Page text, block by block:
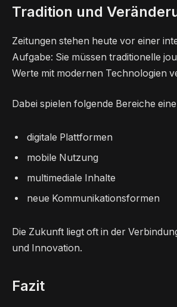
Tradition und
Zeitungen stehen heute vor einer
Aufgabe: Sie müssen traditionelle
Werte mit modernen Technologien
Dabei spielen folgende Bereiche
digitale Plattformen
mobile Nutzung
multimediale Inhalte
neue Kommunikationsformen
Die Zukunft liegt oft in der
und Innovation.
Fazit